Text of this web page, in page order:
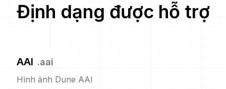
Định dạng được hỗ trợ
AAI .aai
Hình ảnh Dune AAI